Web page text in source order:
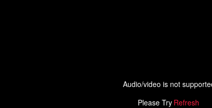
Audio/video is not
Please Try Refresh